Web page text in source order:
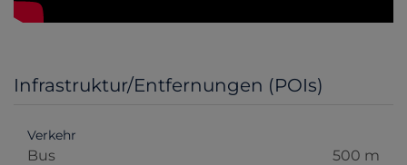
Infrastruktur/Entfernungen (POIs)
Verkehr
Bus
500 m